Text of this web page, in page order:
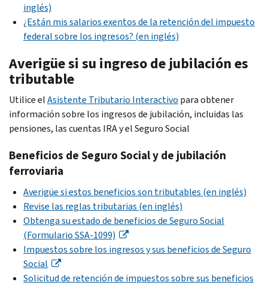
inglés)
¿Están mis salarios exentos de la retención del impuesto
federal sobre los ingresos? (en inglés)
Averigüe si su ingreso de jubilación es
tributable
Utilice elAsistente Tributario Interactivo para obtener
información sobre los ingresos de jubilación, incluidas las
pensiones, las cuentas IRA y el Seguro Social
Beneficios de Seguro Social y de jubilación
ferroviaria
Averigüe si estos beneficios son tributables (en inglés)
Revise las reglas tributarias (en inglés)
Obtenga su estado de beneficios de Seguro Social
(Formulario SSA-1099)
Impuestos sobre los ingresos y sus beneficios de Seguro
Social
Solicitud de retención de impuestos sobre sus beneficios